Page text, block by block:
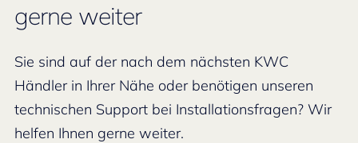
gerne weiter
Sie sind auf der nach dem nächsten KWC
Händler in Ihrer Nähe oder benötigen unseren
technischen Support bei Installationsfragen? Wir
helfen Ihnen gerne weiter.